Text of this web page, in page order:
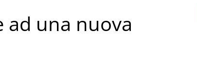
ad una nuova